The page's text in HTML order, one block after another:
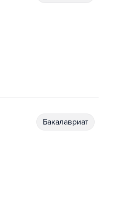
бакалавриат